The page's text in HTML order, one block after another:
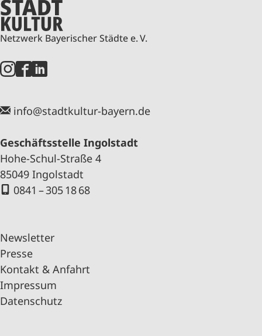
Netzwerk Bayerischer Städte e. V.
info@stadtkultur-bayern.de
Geschäftsstelle Ingolstadt
Hohe-Schul-Straße 4
85049 Ingolstadt
0841 – 305 18 68
Newsletter
Presse
Kontakt & Anfahrt
Impressum
Datenschutz